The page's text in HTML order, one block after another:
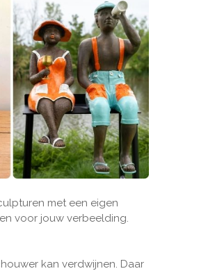
met een eigen
voor jouw verbeelding.
kan verdwijnen. Daar